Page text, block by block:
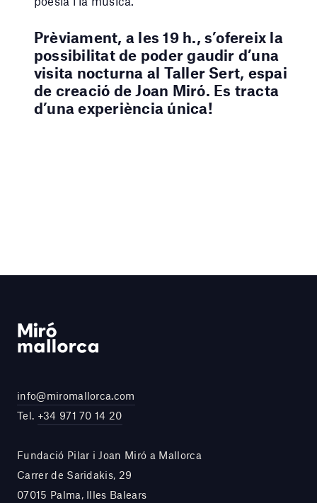
Prèviament, a les 19 h., s’ofereix la
possibilitat de poder gaudir d’una
visita nocturna al Taller Sert, espai
de creació de Joan Miró. Es tracta
d’una experiència única!
info@miromallorca.com
Tel. +34 971 70 14 20
Fundació Pilar i Joan Miró a Mallorca
Carrer de Saridakis, 29
07015 Palma, Illes Balears